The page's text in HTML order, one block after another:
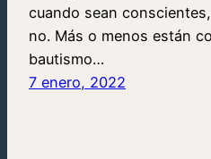
cuando sean
no. Más o menos están
bautismo…
7 enero, 2022